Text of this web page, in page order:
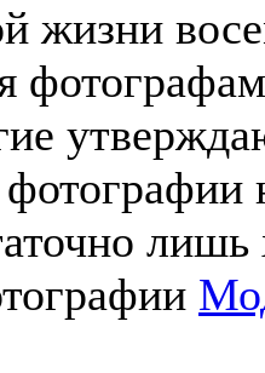
жизни